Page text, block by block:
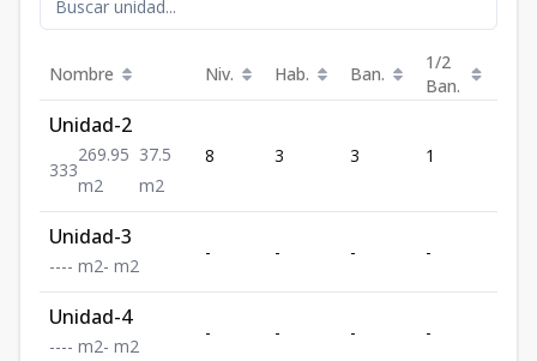
Nombre Niv. Hab. Ban.
1/2
Ban.
Unidad-2
333
269.95
m2
37.5
m2
8 3 3 1
Unidad-3
---- m2- m2
- - - -
Unidad-4
---- m2- m2
- - - -